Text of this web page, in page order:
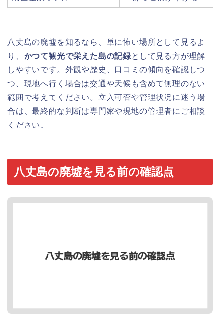
八丈島の廃墟を知るなら、単に怖い場所として見るよ
り、 かつて観光で栄えた島の記録として見る方が理解
しやすいです。外観や歴史、口コミの傾向を確認しつ
つ、現地へ行く場合は交通や天候も含めて無理のない
範囲で考えてください。立入可否や管理状況に迷う場
合は、最終的な判断は専門家や現地の管理者にご相談
ください。
八丈島の廃墟を見る前の確認点